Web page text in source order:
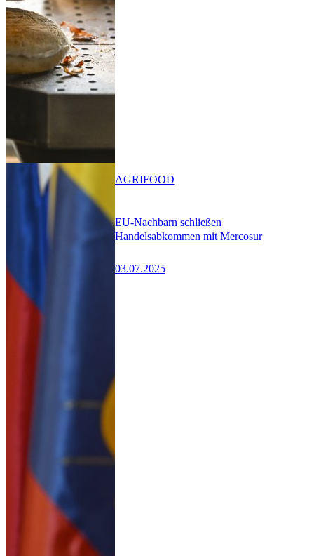
EU-Nachbarn schließen
Handelsabkommen mit Mercosur
03.07.2025
AGRIFOOD